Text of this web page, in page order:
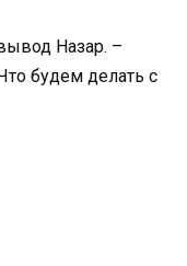
Назар. –
будем делать с